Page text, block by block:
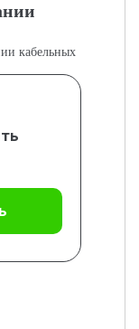
кабельных